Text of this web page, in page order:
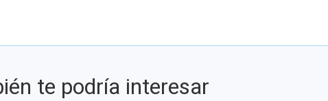
te podría interesar